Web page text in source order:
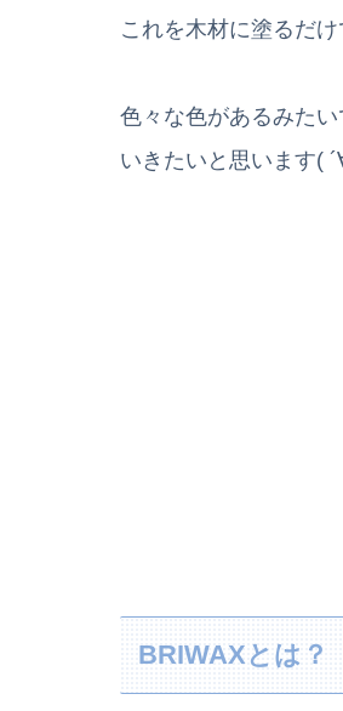
これを木材に塗るだ
色々な色があるみた
いきたいと思います(
BRIWAXとは？